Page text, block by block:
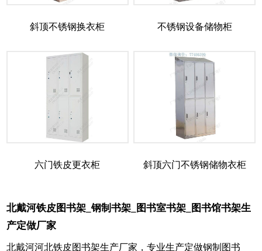
斜顶不锈钢换衣柜 不锈钢设备储物柜
六门铁皮更衣柜 斜顶六门不锈钢储物衣柜
北戴河铁皮图书架_钢制书架_图书室书架_图书馆书架生
产定做厂家
北戴河河北铁皮图书架生产厂家，专业生产定做钢制图书